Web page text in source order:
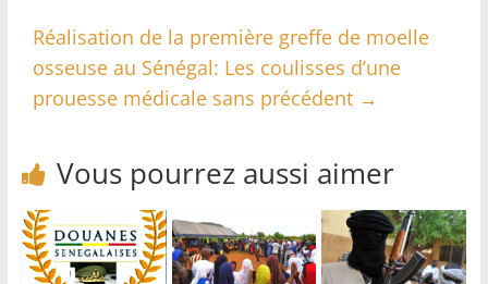
Réalisation de la première greffe de moelle
osseuse au Sénégal: Les coulisses d’une
prouesse médicale sans précédent →
Vous pourrez aussi aimer